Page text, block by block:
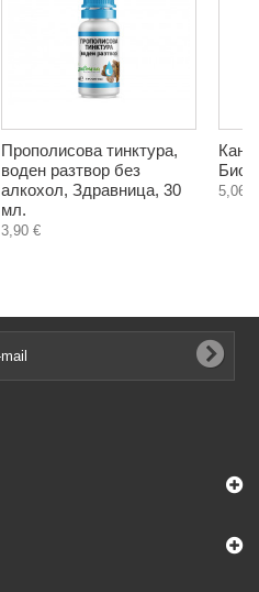
Прополисова тинктура,
воден разтвор без
алкохол, Здравница, 30
мл.
3,90 €
5,06 €